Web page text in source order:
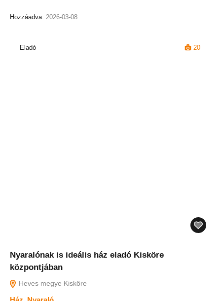
Hozzáadva: 2026-03-08
Eladó 20
Nyaralónak is ideális ház eladó Kisköre
központjában
Heves megye Kisköre